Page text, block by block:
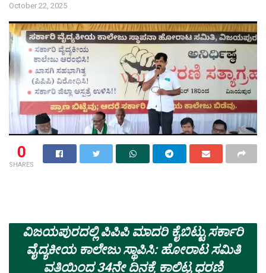
October 22, 2025
0
SHARES
ವಿಜಯಪುರದಲ್ಲಿ ಪಿಪಿಪಿ ಮಾದರಿ ಕೈಬಿಟ್ಟು ಸರ್ಕಾರಿ
ವೈದ್ಯಕೀಯ ಕಾಲೇಜು ಸ್ಥಾಪಿಸಿ: ಹೋರಾಟ ಸಮಿತಿ
ವತಿಯಿಂದ 34ನೇ ದಿನಕ್ಕೆ ಕಾಲಿಟ್ಟ ಧರಣಿ